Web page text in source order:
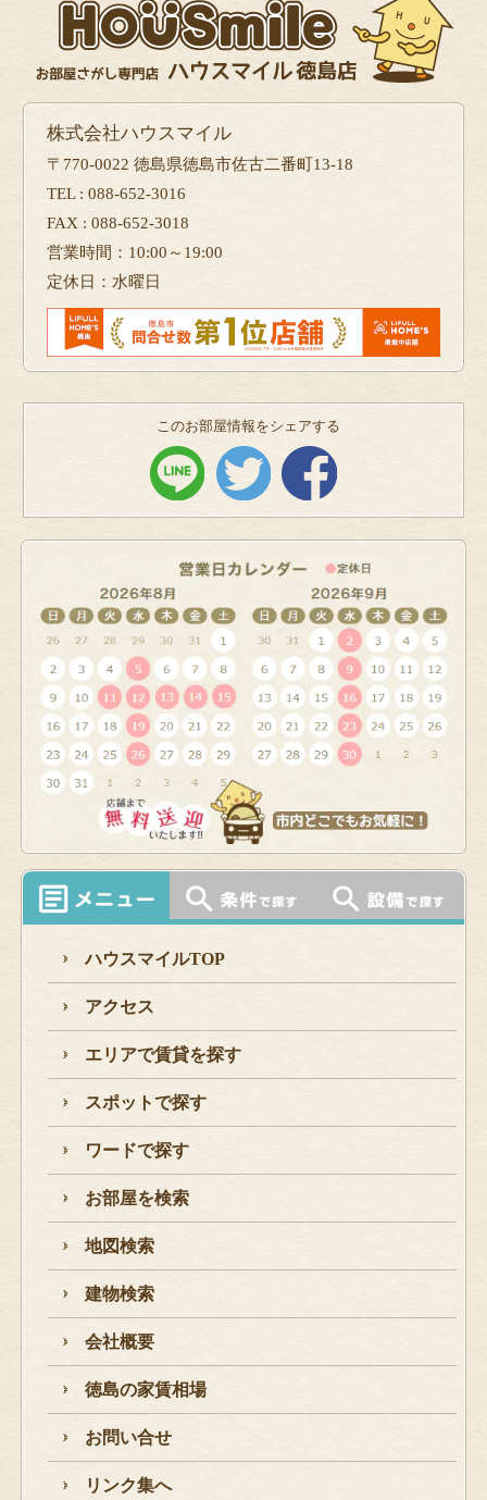
株式会社ハウスマイル
〒770-0022 徳島県徳島市佐古二番町13-18
TEL : 088-652-3016
FAX : 088-652-3018
営業時間：10:00～19:00
定休日：水曜日
このお部屋情報をシェアする
ハウスマイルTOP
アクセス
エリアで賃貸を探す
スポットで探す
ワードで探す
お部屋を検索
地図検索
建物検索
会社概要
徳島の家賃相場
お問い合せ
リンク集へ